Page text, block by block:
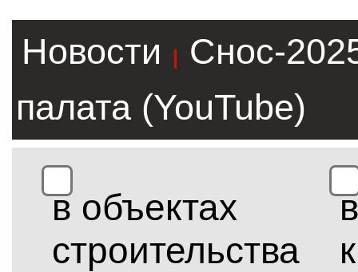
Новости |
Снос-
палата (YouTube)
в объектах
строительства
в